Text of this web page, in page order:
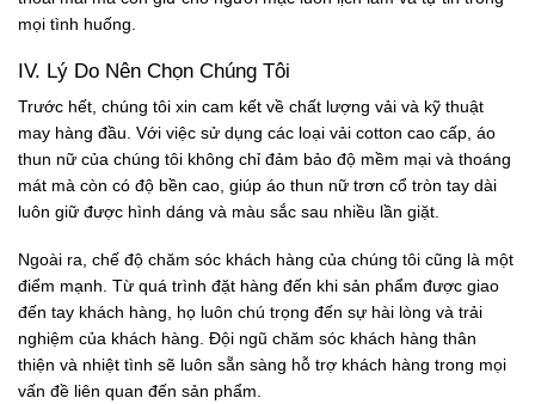
mọi tình huống.
IV. Lý Do Nên Chọn Chúng Tôi
Trước hết, chúng tôi xin cam kết về chất lượng vải và kỹ thuật
may hàng đầu. Với việc sử dụng các loại vải cotton cao cấp, áo
thun nữ của chúng tôi không chỉ đảm bảo độ mềm mại và thoáng
mát mà còn có độ bền cao, giúp áo thun nữ trơn cổ tròn tay dài
luôn giữ được hình dáng và màu sắc sau nhiều lần giặt.
Ngoài ra, chế độ chăm sóc khách hàng của chúng tôi cũng là một
điểm mạnh. Từ quá trình đặt hàng đến khi sản phẩm được giao
đến tay khách hàng, họ luôn chú trọng đến sự hài lòng và trải
nghiệm của khách hàng. Đội ngũ chăm sóc khách hàng thân
thiện và nhiệt tình sẽ luôn sẵn sàng hỗ trợ khách hàng trong mọi
vấn đề liên quan đến sản phẩm.